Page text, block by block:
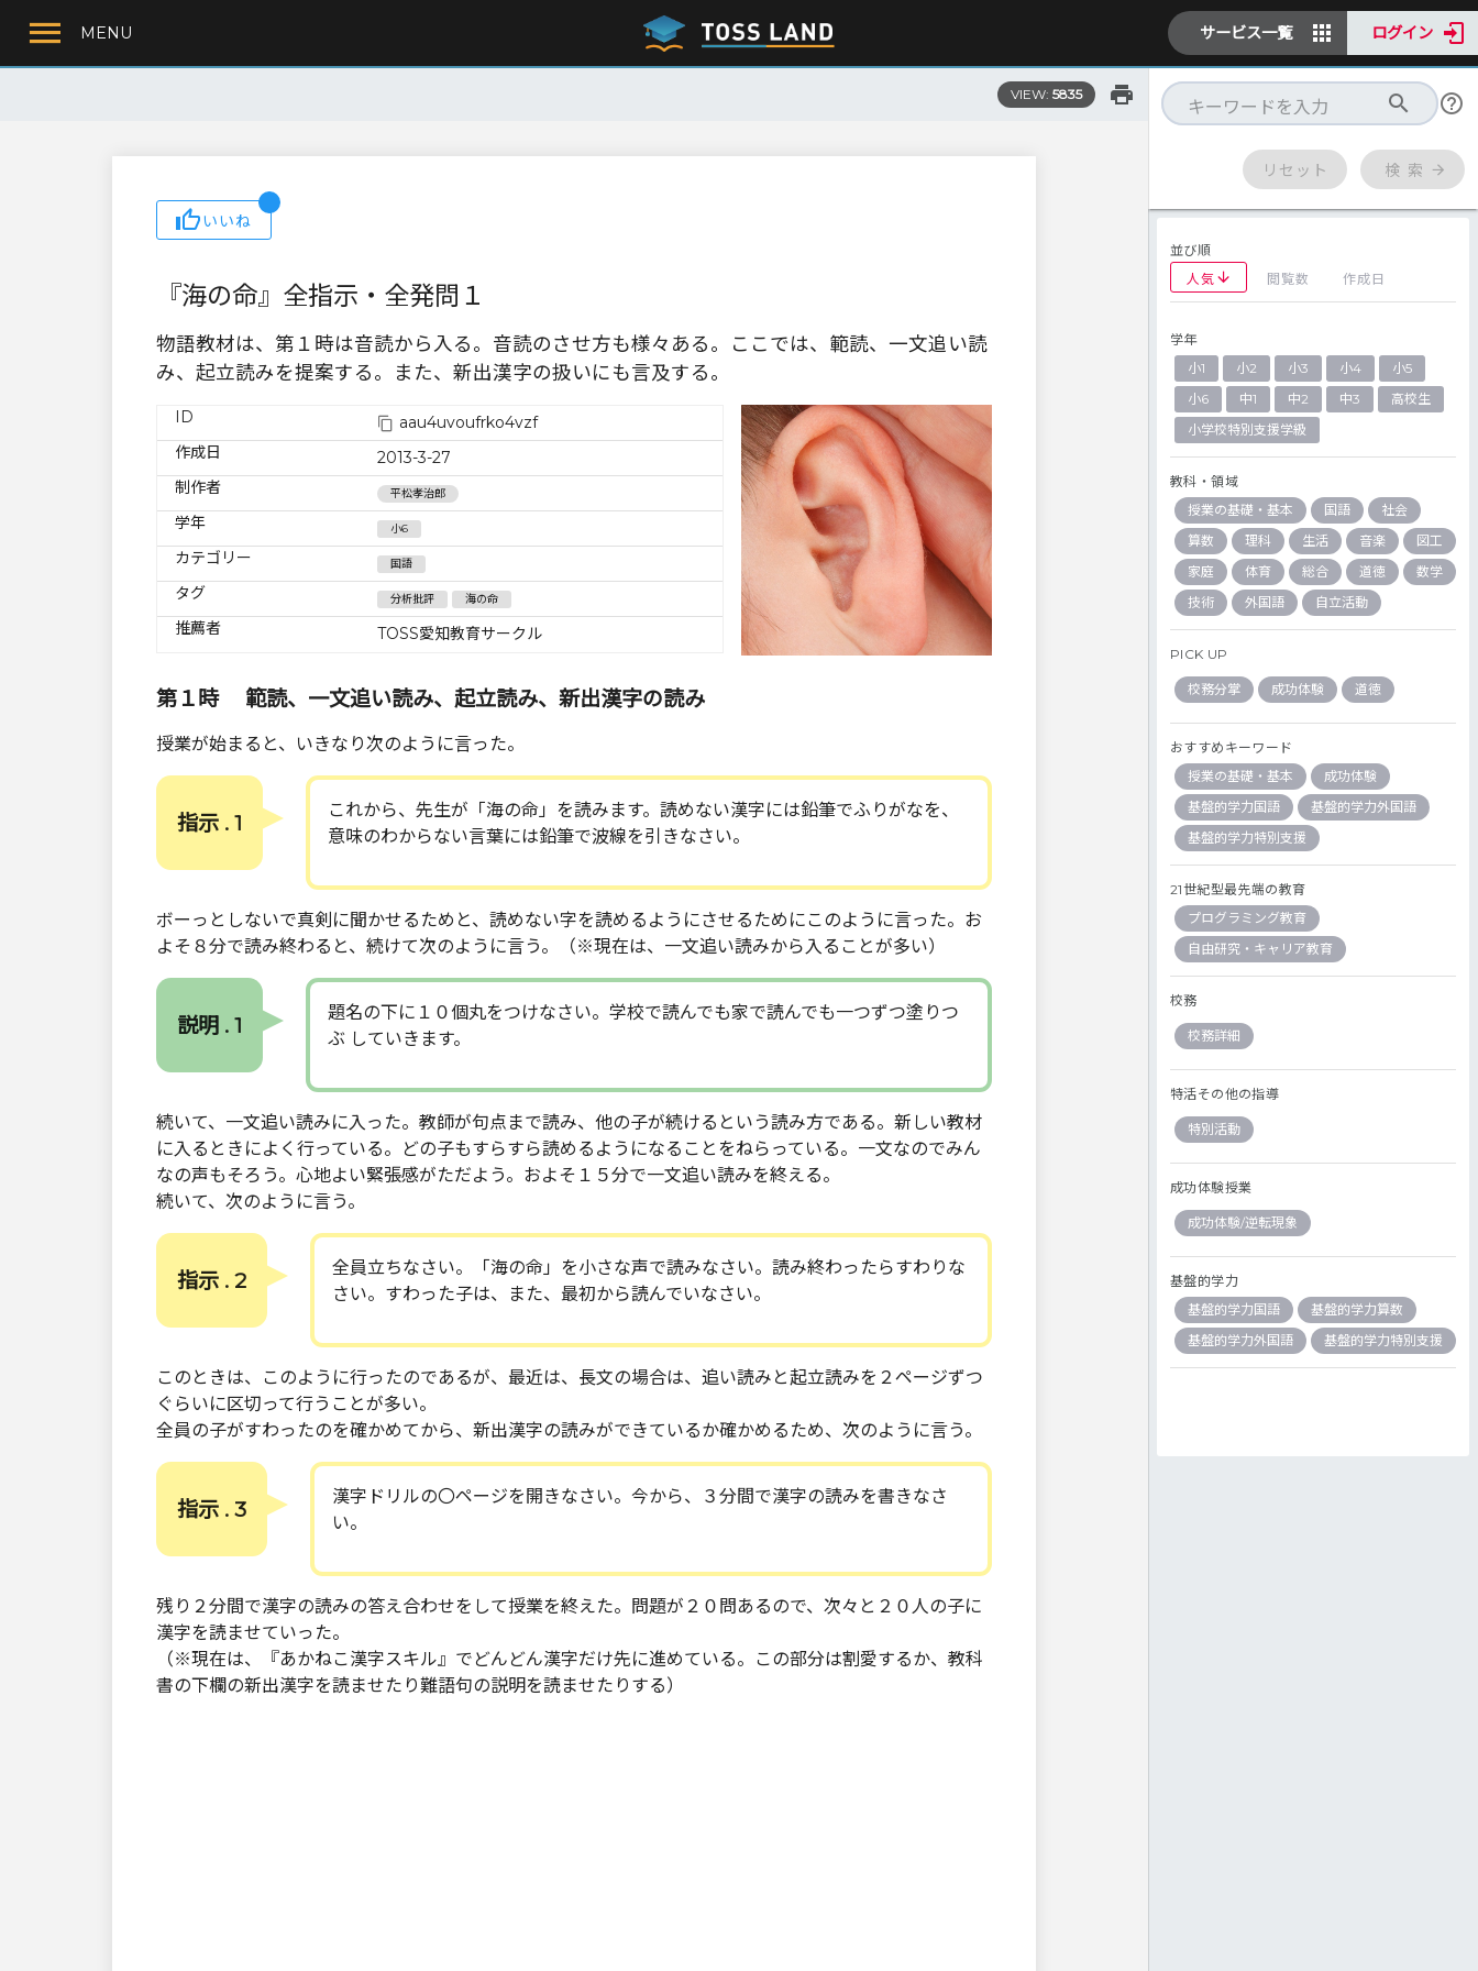
MENU サービス一覧 ログイン
VIEW: 5835
いいね
『海の命』全指示・全発問１
物語教材は、第１時は音読から入る。音読のさせ方も様々ある。ここでは、範読、一文追い読
み、起立読みを提案する。また、新出漢字の扱いにも言及する。
ID
aau4uvoufrko4vzf
作成日
2013-3-27
制作者
平松孝治郎
学年 小6
カテゴリー 国語
タグ 分析批評 海の命
推薦者 TOSS愛知教育サークル
第１時 範読、一文追い読み、起立読み、新出漢字の読み
授業が始まると、いきなり次のように言った。
指示 . 1
これから、先生が「海の命」を読みます。読めない漢字には鉛筆でふりがなを、
意味のわからない言葉には鉛筆で波線を引きなさい。
ボーっとしないで真剣に聞かせるためと、読めない字を読めるようにさせるためにこのように言った。お
よそ８分で読み終わると、続けて次のように言う。（※現在は、一文追い読みから入ることが多い）
説明 . 1
題名の下に１０個丸をつけなさい。学校で読んでも家で読んでも一つずつ塗りつ
ぶ していきます。
続いて、一文追い読みに入った。教師が句点まで読み、他の子が続けるという読み方である。新しい教材
に入るときによく行っている。どの子もすらすら読めるようになることをねらっている。一文なのでみん
なの声もそろう。心地よい緊張感がただよう。およそ１５分で一文追い読みを終える。
続いて、次のように言う。
指示 . 2
全員立ちなさい。「海の命」を小さな声で読みなさい。読み終わったらすわりな
さい。すわった子は、また、最初から読んでいなさい。
このときは、このように行ったのであるが、最近は、長文の場合は、追い読みと起立読みを２ページずつ
ぐらいに区切って行うことが多い。
全員の子がすわったのを確かめてから、新出漢字の読みができているか確かめるため、次のように言う。
指示 . 3
漢字ドリルの〇ページを開きなさい。今から、３分間で漢字の読みを書きなさ
い。
残り２分間で漢字の読みの答え合わせをして授業を終えた。問題が２０問あるので、次々と２０人の子に
漢字を読ませていった。
（※現在は、『あかねこ漢字スキル』でどんどん漢字だけ先に進めている。この部分は割愛するか、教科
書の下欄の新出漢字を読ませたり難語句の説明を読ませたりする）
リセット 検 索
並び順
人気
閲覧数 作成日
学年
小1
小2 小3 小4
小5
小6
中1 中2 中3
高校生
小学校特別支援学級
教科・領域
授業の基礎・基本
国語
社会
算数
理科 生活 音楽
図工
家庭
体育 総合 道徳
数学
技術
外国語 自立活動
PICK UP
校務分掌 成功体験 道徳
おすすめキーワード
授業の基礎・基本
成功体験
基盤的学力国語
基盤的学力外国語
基盤的学力特別支援
21世紀型最先端の教育
プログラミング教育
自由研究・キャリア教育
校務
校務詳細
特活その他の指導
特別活動
成功体験授業
成功体験/逆転現象
基盤的学力
基盤的学力国語
基盤的学力算数
基盤的学力外国語
基盤的学力特別支援